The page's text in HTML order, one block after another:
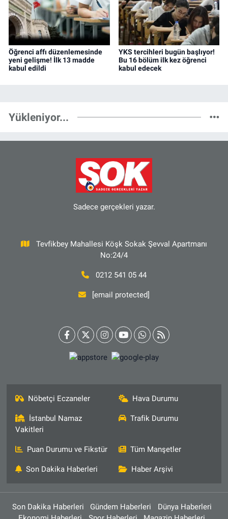
Öğrenci affı düzenlemesinde
yeni gelişme! İlk 13 madde
kabul edildi
YKS tercihleri bugün başlıyor!
Bu 16 bölüm ilk kez öğrenci
kabul edecek
Yükleniyor...
Sadece gerçekleri yazar.
Tevfikbey Mahallesi Köşk Sokak Şevval Apartmanı
No:24/4
0212 541 05 44
[email protected]
Nöbetçi Eczaneler Hava Durumu
İstanbul Namaz
Vakitleri
Trafik Durumu
Puan Durumu ve Fikstür Tüm Manşetler
Son Dakika Haberleri Haber Arşivi
Son Dakika Haberleri Gündem Haberleri
Dünya Haberleri